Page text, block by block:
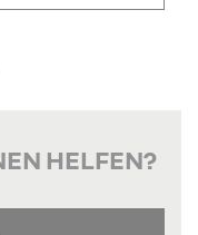
HELFEN?